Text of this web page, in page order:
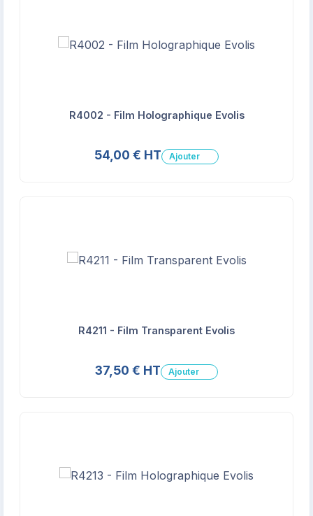
R4002 - Film Holographique Evolis
54,00 € HT Ajouter
R4211 - Film Transparent Evolis
37,50 € HT Ajouter